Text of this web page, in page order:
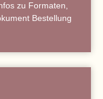
zu Formaten,
Bestellung